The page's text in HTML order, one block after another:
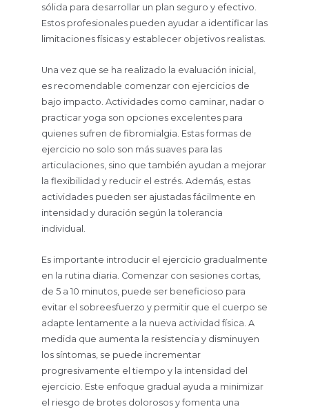
sólida para desarrollar un plan seguro y efectivo.
Estos profesionales pueden ayudar a identificar las
limitaciones físicas y establecer objetivos realistas.
Una vez que se ha realizado la evaluación inicial,
es recomendable comenzar con ejercicios de
bajo impacto. Actividades como caminar, nadar o
practicar yoga son opciones excelentes para
quienes sufren de fibromialgia. Estas formas de
ejercicio no solo son más suaves para las
articulaciones, sino que también ayudan a mejorar
la flexibilidad y reducir el estrés. Además, estas
actividades pueden ser ajustadas fácilmente en
intensidad y duración según la tolerancia
individual.
Es importante introducir el ejercicio gradualmente
en la rutina diaria. Comenzar con sesiones cortas,
de 5 a 10 minutos, puede ser beneficioso para
evitar el sobreesfuerzo y permitir que el cuerpo se
adapte lentamente a la nueva actividad física. A
medida que aumenta la resistencia y disminuyen
los síntomas, se puede incrementar
progresivamente el tiempo y la intensidad del
ejercicio. Este enfoque gradual ayuda a minimizar
el riesgo de brotes dolorosos y fomenta una